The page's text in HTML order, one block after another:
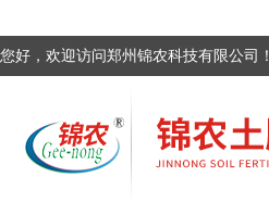
您好，欢迎访问郑州锦农科技有限公司！